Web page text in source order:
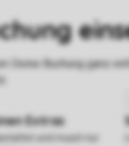
und musst nur